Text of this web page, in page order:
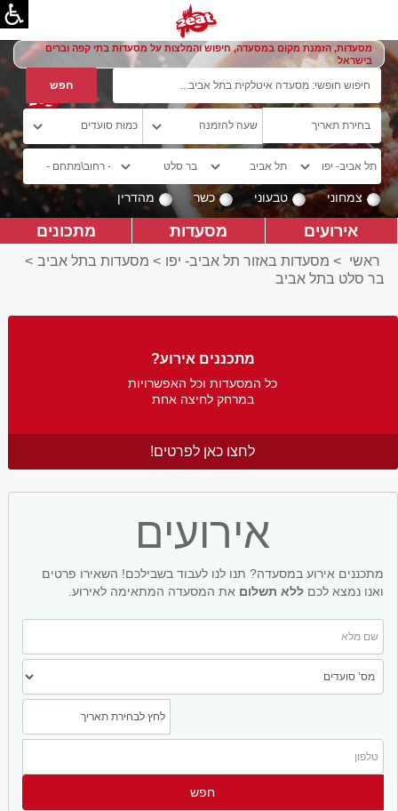
מסעדות, הזמנת מקום במסעדה, חיפוש והמלצות על מסעדות בתי קפה וברים
בישראל
צמחוני טבעוני כשר מהדרין
אירועים מסעדות מתכונים
ראשי > מסעדות באזור תל אביב- יפו > מסעדות בתל אביב >
בר סלט בתל אביב
מתכננים אירוע?
כל המסעדות וכל האפשרויות
במרחק לחיצה אחת
לחצו כאן לפרטים!
אירועים
מתכננים אירוע במסעדה? תנו לנו לעבוד בשבילכם! השאירו פרטים
ואנו נמצא לכם ללא תשלום את המסעדה המתאימה לאירוע.